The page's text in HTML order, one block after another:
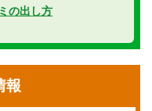
の出し方
報